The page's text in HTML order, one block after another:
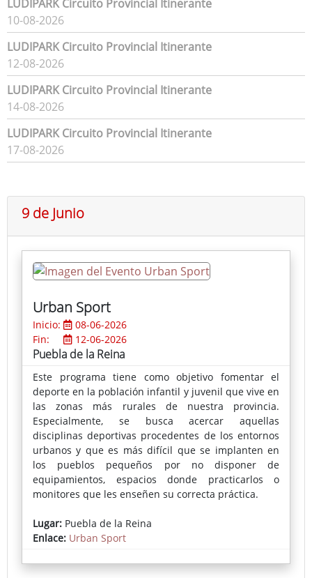
LUDIPARK Circuito Provincial Itinerante
10-08-2026
LUDIPARK Circuito Provincial Itinerante
12-08-2026
LUDIPARK Circuito Provincial Itinerante
14-08-2026
LUDIPARK Circuito Provincial Itinerante
17-08-2026
9 de Junio
Urban Sport
Inicio:
08-06-2026
Fin:
12-06-2026
Puebla de la Reina
Este programa tiene como objetivo fomentar el
deporte en la población infantil y juvenil que vive en
las zonas más rurales de nuestra provincia.
Especialmente, se busca acercar aquellas
disciplinas deportivas procedentes de los entornos
urbanos y que es más difícil que se implanten en
los pueblos pequeños por no disponer de
equipamientos, espacios donde practicarlos o
monitores que les enseñen su correcta práctica.
En cada localidad se instala una pista deportiva
portátil donde se puede practicar skate, voleibol,
actividades muy demandadas por los más jóvenes.
Lugar: Puebla de la Reina
Enlace: Urban Sport